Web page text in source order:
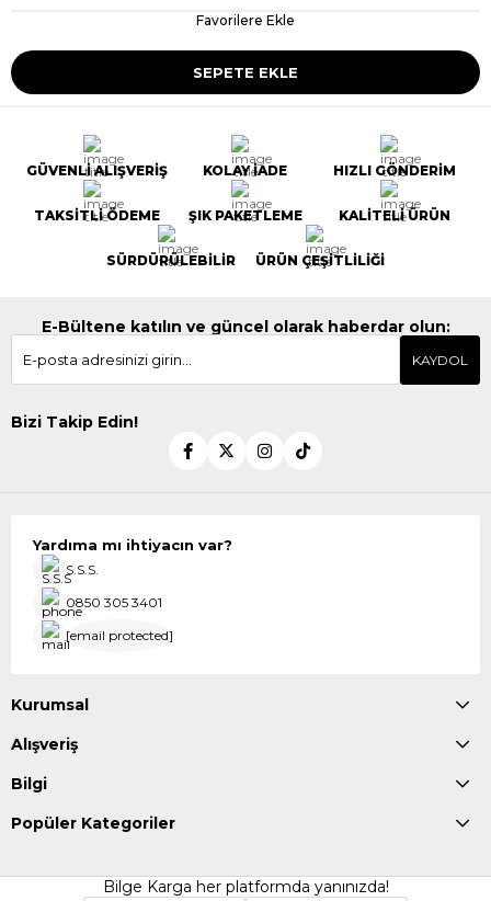
Favorilere Ekle
GÜVENLİ ALIŞVERİŞ KOLAY İADE HIZLI GÖNDERİM
TAKSİTLİ ÖDEME ŞIK PAKETLEME KALİTELİ ÜRÜN
SÜRDÜRÜLEBİLİR ÜRÜN ÇEŞİTLİLİĞİ
E-Bültene katılın ve güncel olarak haberdar olun:
KAYDOL
Bizi Takip Edin!
Yardıma mı ihtiyacın var?
S.S.S.
0850 305 3401
[email protected]
Kurumsal
Alışveriş
Bilgi
Popüler Kategoriler
Bilge Karga her platformda yanınızda!